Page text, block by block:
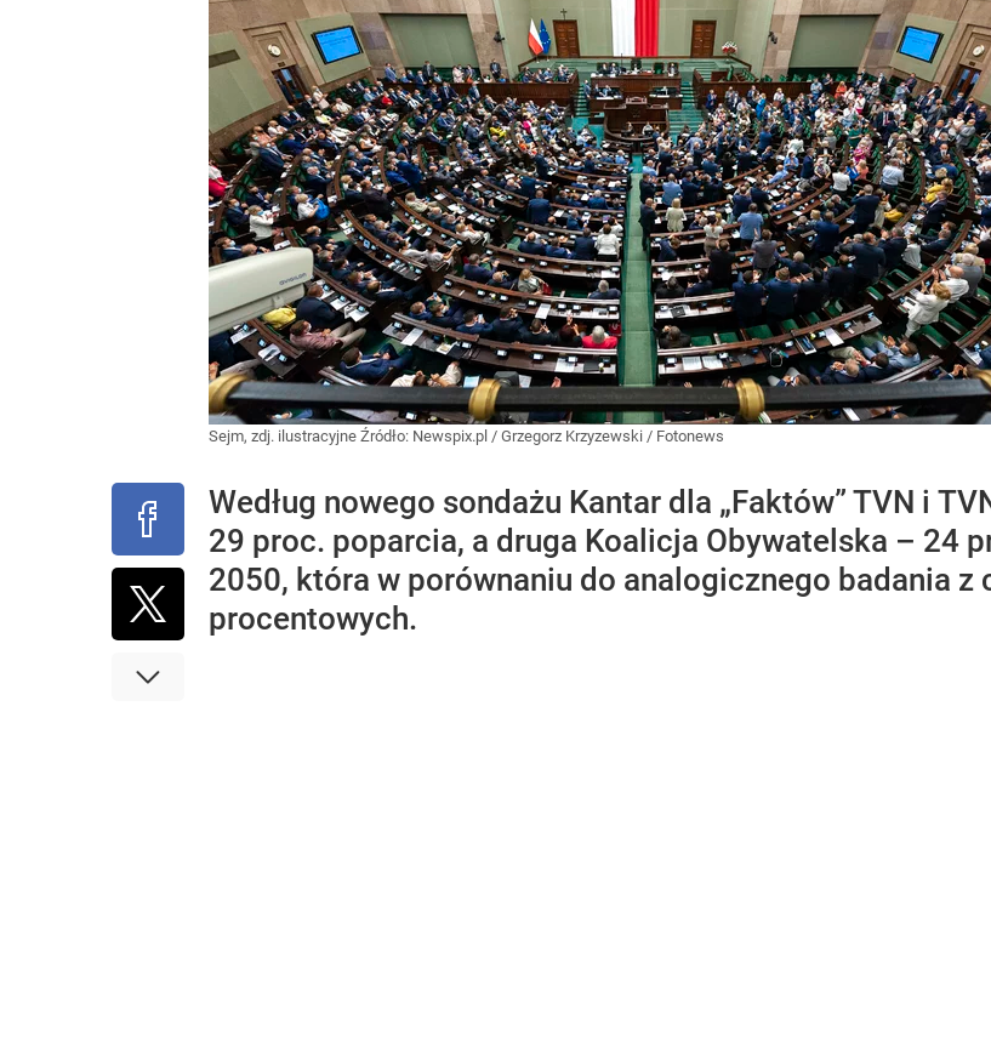
Sejm, zdj. ilustracyjne Źródło: Newspix.pl / Grzegorz Krzyzewski / Fotonews
Według nowego sondażu Kantar dla „Faktów” TVN i
29 proc. poparcia, a druga Koalicja Obywatelska – 24
2050, która w porównaniu do analogicznego badania z
procentowych.